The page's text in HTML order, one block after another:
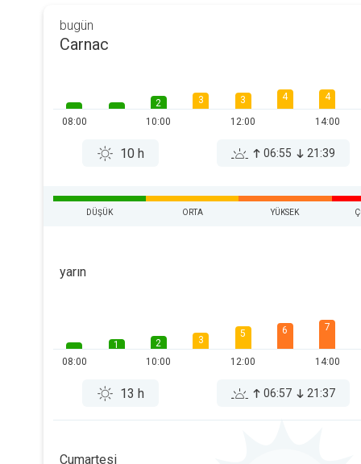
bugün
Carnac
08:00
2
10:00
3
3
12:00
4 4
14:00
10 h 06:55 21:39
DÜŞÜK ORTA YÜKSEK
yarın
08:00
1
2
10:00
3
5
12:00
6 7
14:00
13 h 06:57 21:37
Cumartesi